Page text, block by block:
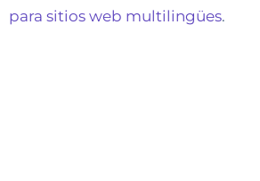
para sitios web multilingües.